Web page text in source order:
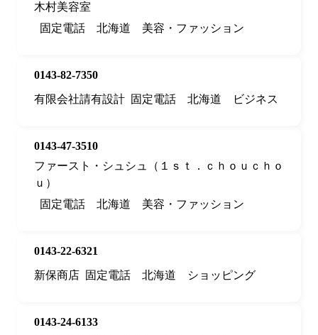
木村美容室
固定電話
北海道 美容・ファッション
0143-82-7350
有限会社請有設計 固定電話 北海道 ビジネス
0143-47-3510
ファースト・シュシュ（１ｓｔ．ｃｈｏｕｃｈｏ
ｕ）
固定電話
北海道 美容・ファッション
0143-22-6321
新保商店 固定電話 北海道 ショッピング
0143-24-6133